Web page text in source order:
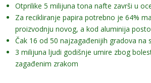
Otprilike 5 milijuna tona nafte završi u
Za recikliranje papira potrebno je 64%
proizvodnju novog, a kod aluminija
Čak 16 od 50 najzagađenijih gradova na
3 milijuna ljudi godišnje umire zbog
zagađenim zrakom